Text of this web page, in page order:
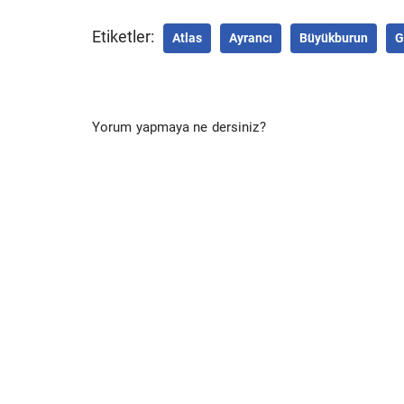
Etiketler: Atlas Ayrancı Büyükburun
Yorum yapmaya ne dersiniz?